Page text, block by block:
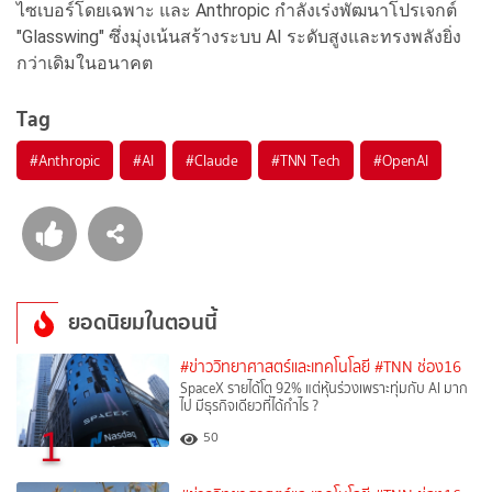
ไซเบอร์โดยเฉพาะ และ Anthropic กำลังเร่งพัฒนาโปรเจกต์
"Glasswing" ซึ่งมุ่งเน้นสร้างระบบ AI ระดับสูงและทรงพลังยิ่ง
กว่าเดิมในอนาคต
Tag
#Anthropic #AI #Claude #TNN Tech #OpenAI
ยอดนิยมในตอนนี้
1
#ข่าววิทยาศาสตร์และเทคโนโลยี #TNN ช่อง16
SpaceX รายได้โต 92% แต่หุ้นร่วงเพราะทุ่มกับ AI มาก
ไป มีธุรกิจเดียวที่ได้กำไร ?
50